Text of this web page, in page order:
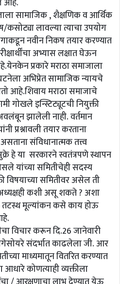
आहे.
सामाजिक , शैक्षणिक व आर्थिक
कसोट्या लावल्या त्याचा उपयोग
नवीन निकष तयार करण्यात
अभ्यास लक्षात घेऊन
प्रकारे मराठा समाजाला
अभिप्रेत सामाजिक न्यायचे
आहे.शिवाय मराठा समाजाचे
गोखले इन्स्टिट्यूटची नियुक्ती
झालेली नाही. वर्तमान
प्रश्नावली तयार करताना
संविधानात्मक तत्त्व
हे या सरकारने स्वतंत्रपणे स्थापन
यांच्या समितीचेही सदस्य
विषयाच्या समितीवर असेल ती
अध्यक्षही कशी असू शकते ? अशा
/ तटस्थ मूल्यांकन कसे काय होऊ
विचार करून दि.26 जानेवारी
संदर्भात काढलेला जी. आर
माध्यमातून वितरित करण्यात
कोणत्याही व्यक्तीला